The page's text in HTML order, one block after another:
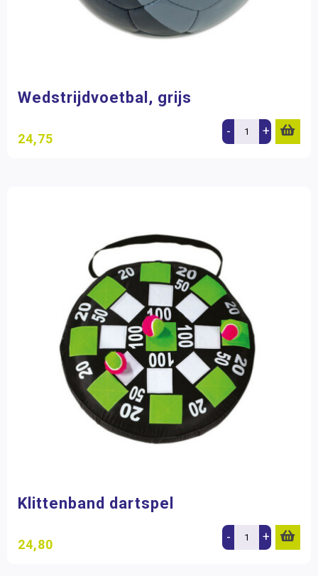
Wedstrijdvoetbal, grijs
24,75 - +
Klittenband dartspel
24,80 - +